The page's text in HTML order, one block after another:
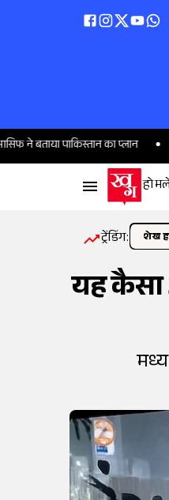
पाकिस्तान का प्लान कटिहार
होम
ट्रेंडिंग: शेख
यह कैसा